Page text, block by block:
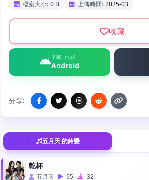
檔案大小: 0 B 上傳時間: 2025-03
收藏
下載 mp3
Android
分享:
五月天 的鈴聲
乾杯
五月天 95 32